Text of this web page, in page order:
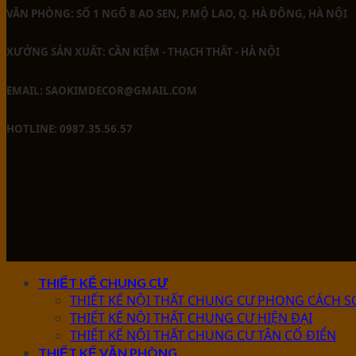
VĂN PHÒNG: SỐ 1 NGÕ 8 AO SEN, P.MỘ LAO, Q. HÀ ĐÔNG, HÀ NỘI
XƯỞNG SẢN XUẤT: CẦN KIỆM - THẠCH THẤT - HÀ NỘI
EMAIL: SAOKIMDECOR@GMAIL.COM
HOTLINE: 0987.35.56.57
THIẾT KẾ CHUNG CƯ
THIẾT KẾ NỘI THẤT CHUNG CƯ PHONG CÁCH
THIẾT KẾ NỘI THẤT CHUNG CƯ HIỆN ĐẠI
THIẾT KẾ NỘI THẤT CHUNG CƯ TÂN CỔ ĐIỂN
THIẾT KẾ VĂN PHÒNG